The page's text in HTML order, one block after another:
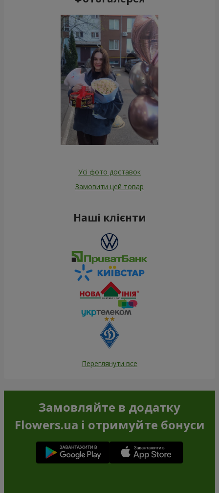
Усі фото доставок
Замовити цей товар
Наші клієнти
Переглянути все
Замовляйте в додатку
Flowers.ua і отримуйте бонуси